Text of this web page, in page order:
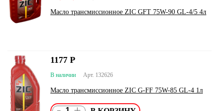
Масло трансмиссионное ZIC GFT 75W-90 GL-4/5 4л
Арт. 132626
В наличии
Масло трансмиссионное ZIC G-FF 75W-85 GL-4 1л
1177 Р